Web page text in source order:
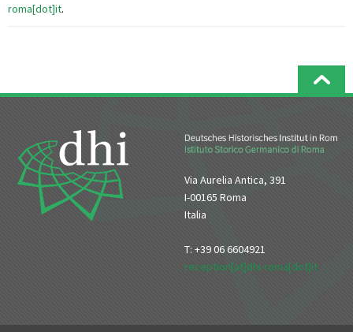
roma[dot]it.
Via Aurelia Antica, 391
I-00165 Roma
Italia
T: +39 06 6604921
reception[at]dhi-roma[dot]it